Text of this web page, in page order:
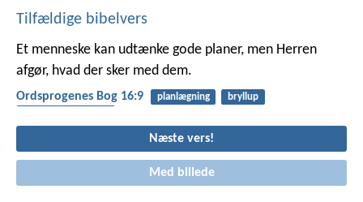
Tilfældige bibelvers
Et menneske kan udtænke gode planer, men Herren
afgør, hvad der sker med dem.
Ordsprogenes Bog 16:9 planlægning
bryllup
Næste vers!
Med billede